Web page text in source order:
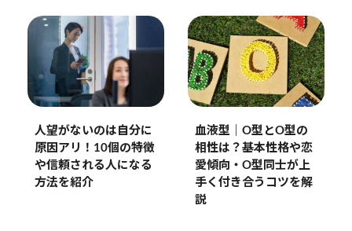
人望がないのは自分に
原因アリ！10個の特徴
や信頼される人になる
方法を紹介
血液型｜O型とO型の
相性は？基本性格や恋
愛傾向・O型同士が上
手く付き合うコツを解
説